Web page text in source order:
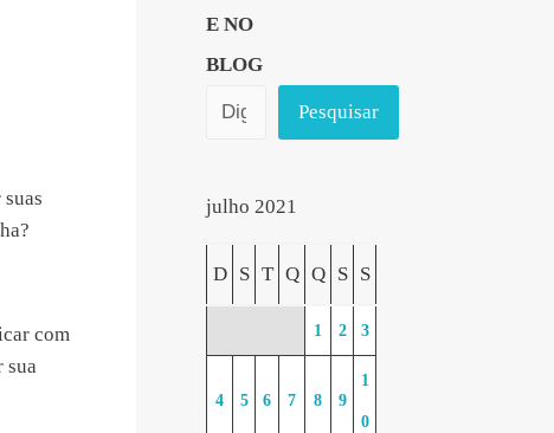
com
sua
E NO
BLOG
Pesquisar
julho 2021
D S T Q Q S S
1 2 3
4 5 6 7 8 9
1
0